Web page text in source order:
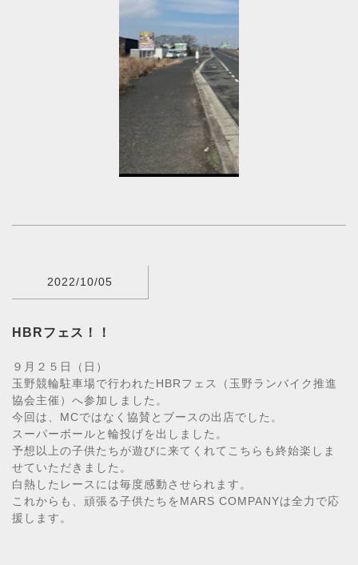
2022/10/05
HBRフェス！！
９月２５日（日）
玉野競輪駐車場で行われたHBRフェス（玉野ランバイク推進
協会主催）へ参加しました。
今回は、MCではなく協賛とブースの出店でした。
スーパーボールと輪投げを出しました。
予想以上の子供たちが遊びに来てくれてこちらも終始楽しま
せていただきました。
白熱したレースには毎度感動させられます。
これからも、頑張る子供たちをMARS COMPANYは全力で応
援します。